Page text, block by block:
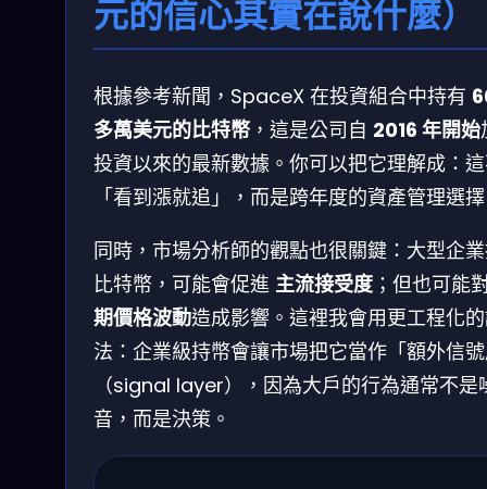
元的信心其實在說什麼）
根據參考新聞，SpaceX 在投資組合中持有
多萬美元的比特幣 ，這是公司自 2016 年開始
投資以來的最新數據。你可以把它理解成：
「看到漲就追」，而是跨年度的資產管理選
同時，市場分析師的觀點也很關鍵：大型企
比特幣，可能會促進 主流接受度 ；但也可能
期價格波動造成影響。這裡我會用更工程化
法：企業級持幣會讓市場把它當作「額外信
（signal layer），因為大戶的行為通常不是
音，而是決策。